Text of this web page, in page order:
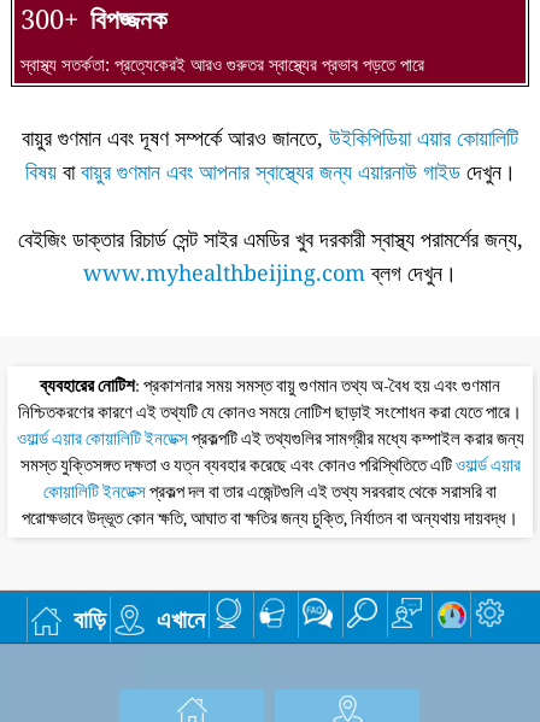
300+ বিপজ্জনক
স্বাস্থ্য সতর্কতা: প্রত্যেকেরই আরও গুরুতর স্বাস্থ্যের প্রভাব পড়তে পারে
বায়ুর গুণমান এবং দূষণ সম্পর্কে আরও জানতে, উইকিপিডিয়া এয়ার কোয়ালিটি
বিষয়বাবায়ুর গুণমান এবং আপনার স্বাস্থ্যের জন্য এয়ারনাউ গাইডদেখুন।
বেইজিং ডাক্তার রিচার্ড সেন্ট সাইর এমডির খুব দরকারী স্বাস্থ্য পরামর্শের জন্য,
www.myhealthbeijing.comব্লগ দেখুন।
ব্যবহারের নোটিশ: প্রকাশনার সময় সমস্ত বায়ু গুণমান তথ্য অ-বৈধ হয় এবং গুণমান
নিশ্চিতকরণের কারণে এই তথ্যটি যে কোনও সময়ে নোটিশ ছাড়াই সংশোধন করা যেতে পারে।
ওয়ার্ল্ড এয়ার কোয়ালিটি ইনডেক্সপ্রকল্পটি এই তথ্যগুলির সামগ্রীর মধ্যে কম্পাইল করার জন্য
সমস্ত যুক্তিসঙ্গত দক্ষতা ও যত্ন ব্যবহার করেছে এবং কোনও পরিস্থিতিতে এটিওয়ার্ল্ড এয়ার
কোয়ালিটি ইনডেক্সপ্রকল্প দল বা তার এজেন্টগুলি এই তথ্য সরবরাহ থেকে সরাসরি বা
পরোক্ষভাবে উদ্ভূত কোন ক্ষতি, আঘাত বা ক্ষতির জন্য চুক্তি, নির্যাতন বা অন্যথায় দায়বদ্ধ।
বাড়ি এখানে